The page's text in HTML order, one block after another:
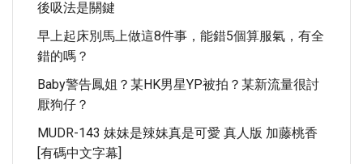
後吸法是關鍵
早上起床別馬上做這8件事，能錯5個算服氣，有全
錯的嗎？
Baby警告鳳姐？某HK男星YP被拍？某新流量很討
厭狗仔？
MUDR-143 妹妹是辣妹真是可愛 真人版 加藤桃香
[有碼中文字幕]